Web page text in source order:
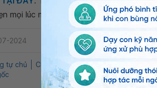
mọi lúc mọi nơi ngay trên ứng dụng.
2024
tự chủ Chấn thương chỉnh hình